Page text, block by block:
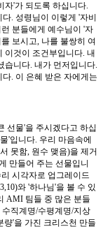
자'가 되도록 하십니다.
. 성령님이 이렇게 '자비
분들에게 예수님이 '자
보시고, 나를 불쌍히 여
이것이 조건부입니다. 내
습니다. 내가 먼저입니다.
. 이 은혜 받은 자에게는
선물'을 주시겠다고 하십
'입니다. 우리 마음속에
못함, 원수 맺음)을 제거
만들어 주는 선물입니
시각자로 업그레이드
와 '하나님'을 볼 수 있
AMI 팀들 중 많은 분들
직계명/수평계명/지상
량'을 가진 크리스천 만들